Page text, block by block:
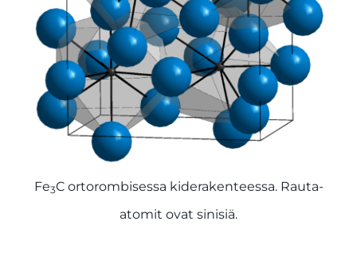
Fe3C ortorombisessa kiderakenteessa. Rauta-
atomit ovat sinisiä.